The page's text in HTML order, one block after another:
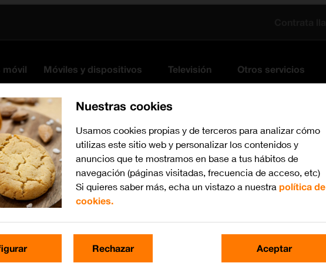
móvil Móviles y dispositivos Televisión Otros servicios
Busca por problema o tema
Nuestras cookies
Usamos cookies propias y de terceros para analizar cómo
utilizas este sitio web y personalizar los contenidos y
anuncios que te mostramos en base a tus hábitos de
navegación (páginas visitadas, frecuencia de acceso, etc)
Si quieres saber más, echa un vistazo a nuestra política de
cookies.
Rechazar Aceptar